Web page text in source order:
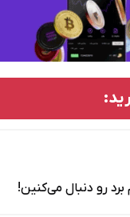
رو دنبال می‌کنین!